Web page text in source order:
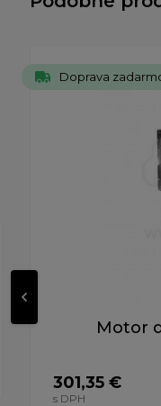
Doprava
Motor
301,35 €
s DPH